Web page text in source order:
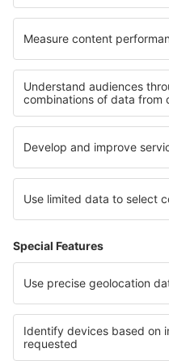
Unterkunft in der Fränkischen
Unterkunft in Rhineland-
Unterkunft in Bodrum
Unterkunft in Famagusta
Unterkunft in Normandie